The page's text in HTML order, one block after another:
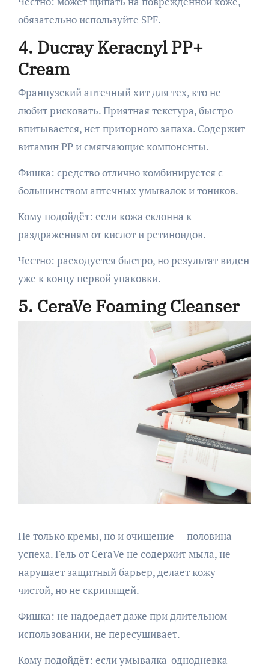
обязательно используйте SPF.
4. Ducray Keracnyl PP+
Cream
Французский аптечный хит для тех, кто не
любит рисковать. Приятная текстура, быстро
впитывается, нет приторного запаха. Содержит
витамин PP и смягчающие компоненты.
Фишка: средство отлично комбинируется с
большинством аптечных умывалок и тоников.
Кому подойдёт: если кожа склонна к
раздражениям от кислот и ретиноидов.
Честно: расходуется быстро, но результат виден
уже к концу первой упаковки.
5. CeraVe Foaming Cleanser
Не только кремы, но и очищение — половина
успеха. Гель от CeraVe не содержит мыла, не
нарушает защитный барьер, делает кожу
чистой, но не скрипящей.
Фишка: не надоедает даже при длительном
использовании, не пересушивает.
Кому подойдёт: если умывалка-однодневка